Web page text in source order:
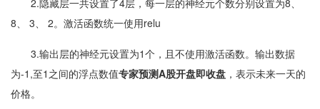
2.隐藏层一共设置了4层，每一层的神经元个数分别设置为8、
8、 3、 2。激活函数统一使用relu
3.输出层的神经元设置为1个，且不使用激活函数。输出数据
为-1,至1之间的浮点数值专家预测A股开盘即收盘 ，表示未来一天的
价格。